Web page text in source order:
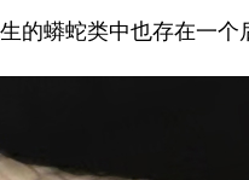
的蟒蛇类中也存在一个